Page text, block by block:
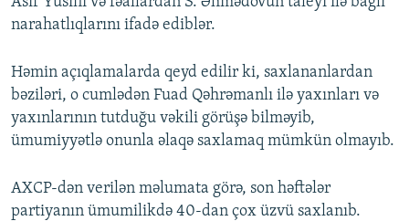
narahatlıqlarını ifadə ediblər.
Həmin açıqlamalarda qeyd edilir ki, saxlananlardan
bəziləri, o cumlədən Fuad Qəhrəmanlı ilə yaxınları və
yaxınlarının tutduğu vəkili görüşə bilməyib,
ümumiyyətlə onunla əlaqə saxlamaq mümkün olmayıb.
AXCP-dən verilən məlumata görə, son həftələr
partiyanın ümumilikdə 40-dan çox üzvü saxlanıb.